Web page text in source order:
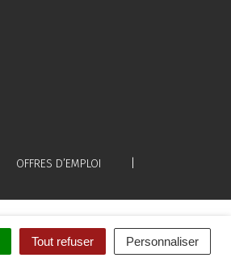
Tout refuser Personnaliser
OFFRES D’EMPLOI